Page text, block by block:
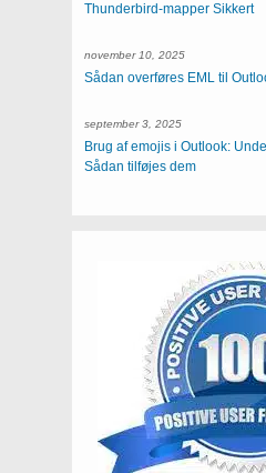
Thunderbird-mapper Sikkert
november 10, 2025
Sådan overføres EML til
september 3, 2025
Brug af emojis i Outlook:
Sådan tilføjes dem